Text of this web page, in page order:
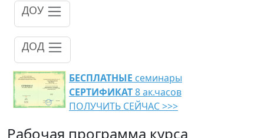
ДОУ
ДОД
БЕСПЛАТНЫЕ семинары
СЕРТИФИКАТ8 ак.часов
ПОЛУЧИТЬ СЕЙЧАС >>>
Рабочая программа курса